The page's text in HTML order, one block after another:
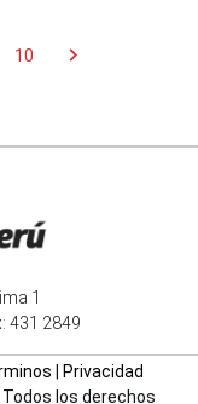
10 chevron_right
1
431 2849
Privacidad
los derechos